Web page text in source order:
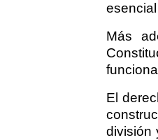
Más
El
división